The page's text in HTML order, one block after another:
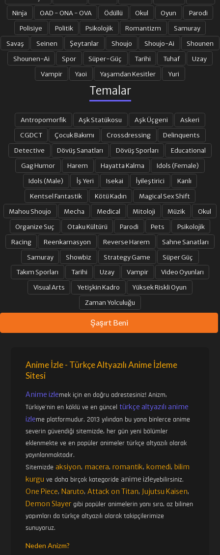
Ninja
OAD - ONA - OVA Ödüllü Okul Oyun
Parodi
Polisiye
Politik Psikolojik Romantizm
Samuray
Savaş
Seinen Şeytanlar Shoujo Shoujo-Ai
Shounen
Shounen-Ai
Spor Süper-Güç Tarihi Tuhaf
Uzay
Vampir
Yaoi Yaşamdan Kesitler Yuri
Temalar
Antropomorfik Aşk Statükosu Aşk Üçgeni
Askeri
CGDCT
Çocuk Bakımı Crossdressing
Delinquents
Detective
Dövüş Sanatları Dövüş Sporları
Educational
Gag Humor
Harem Hayatta Kalma
Idols (Female)
Idols (Male)
İş Yeri Isekai İyileştirici
Kanlı
Kentsel Fantastik
Kötü Kadın
Magical Sex Shift
Mahou Shoujo
Mecha Medical Mitoloji Müzik
Okul
Organize Suç
Otaku Kültürü Parodi Pets
Psikolojik
Racing
Reenkarnasyon Reverse Harem
Sahne Sanatları
Samuray
Showbiz Strategy Game
Süper Güç
Takım Sporları
Tarihi Uzay Vampir
Video Oyunları
Visual Arts
Yetişkin Kadro
Yüksek Riskli Oyun
Zaman Yolculuğu
Şaşırt Beni
Anime İzle - Türkçe Altyazılı Anime İzleme
Sitesi
Anime izlemek için en doğru adrestesiniz! Anizm,
Türkiye'nin en köklü ve en günceltürkçe altyazılı anime
izleme platformudur. 2013 yılından bu yana binlerce anime
severin güvendiği sitemizde, her gün yeni bölümler
eklenmekte ve en popüler animeler türkçe altyazılı olarak
yayınlanmaktadır.
Sitemizdeaksiyon, macera,romantik, komedi, bilim
kurgu ve daha birçok kategoride anime izleyebilirsiniz.
One Piece, Naruto,Attack on Titan, Jujutsu Kaisen,
Demon Slayer gibi popüler animelerin yanı sıra, az bilinen
yapımları da türkçe altyazılı olarak takipçilerimize
sunuyoruz.
Neden Anizm?